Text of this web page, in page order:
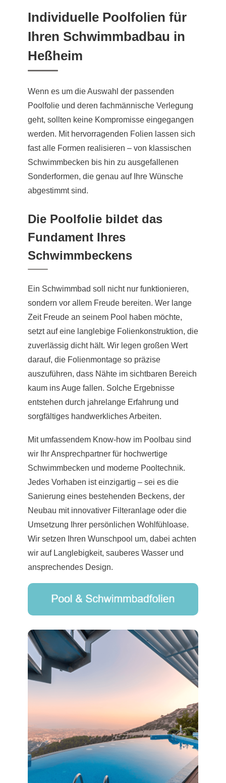
Individuelle Poolfolien für
Ihren Schwimmbadbau in
Heßheim
Wenn es um die Auswahl der passenden
Poolfolie und deren fachmännische Verlegung
geht, sollten keine Kompromisse eingegangen
werden. Mit hervorragenden Folien lassen sich
fast alle Formen realisieren – von klassischen
Schwimmbecken bis hin zu ausgefallenen
Sonderformen, die genau auf Ihre Wünsche
abgestimmt sind.
Die Poolfolie bildet das
Fundament Ihres
Schwimmbeckens
Ein Schwimmbad soll nicht nur funktionieren,
sondern vor allem Freude bereiten. Wer lange
Zeit Freude an seinem Pool haben möchte,
setzt auf eine langlebige Folienkonstruktion, die
zuverlässig dicht hält. Wir legen großen Wert
darauf, die Folienmontage so präzise
auszuführen, dass Nähte im sichtbaren Bereich
kaum ins Auge fallen. Solche Ergebnisse
entstehen durch jahrelange Erfahrung und
sorgfältiges handwerkliches Arbeiten.
Mit umfassendem Know-how im Poolbau sind
wir Ihr Ansprechpartner für hochwertige
Schwimmbecken und moderne Pooltechnik.
Jedes Vorhaben ist einzigartig – sei es die
Sanierung eines bestehenden Beckens, der
Neubau mit innovativer Filteranlage oder die
Umsetzung Ihrer persönlichen Wohlfühloase.
Wir setzen Ihren Wunschpool um, dabei achten
wir auf Langlebigkeit, sauberes Wasser und
ansprechendes Design.